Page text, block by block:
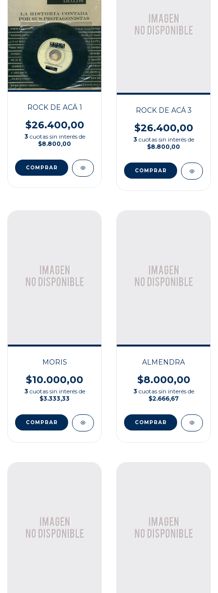
ROCK DE ACÁ 1
$26.400,00
3 cuotas sin interés de
$8.800,00
ROCK DE ACÁ 3
$26.400,00
3 cuotas sin interés de
$8.800,00
MORIS
$10.000,00
3 cuotas sin interés de
$3.333,33
ALMENDRA
$8.000,00
3 cuotas sin interés de
$2.666,67